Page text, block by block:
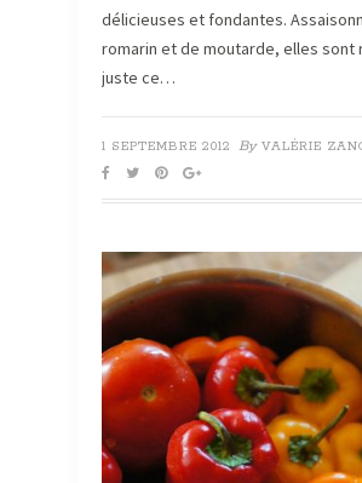
délicieuses et fondantes.
romarin et de moutarde, elles sont
juste ce…
1 SEPTEMBRE 2012 By VALÉRIE